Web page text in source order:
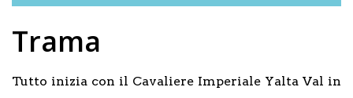
Trama
Tutto inizia con il Cavaliere Imperiale Yalta Val in